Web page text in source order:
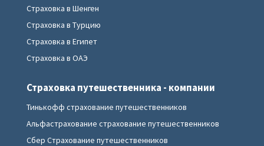
Страховка в Шенген
Страховка в Турцию
Страховка в Египет
Страховка в ОАЭ
Страховка путешественника - компании
Тинькофф страхование путешественников
Альфастрахование страхование путешественников
Сбер Страхование путешественников